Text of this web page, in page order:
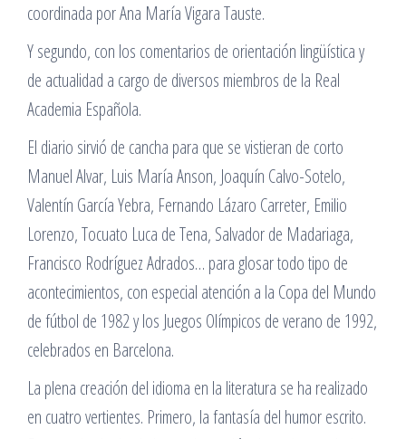
coordinada por Ana María Vigara Tauste.
Y segundo, con los comentarios de orientación lingüística y
de actualidad a cargo de diversos miembros de la Real
Academia Española.
El diario sirvió de cancha para que se vistieran de corto
Manuel Alvar, Luis María Anson, Joaquín Calvo-Sotelo,
Valentín García Yebra, Fernando Lázaro Carreter, Emilio
Lorenzo, Tocuato Luca de Tena, Salvador de Madariaga,
Francisco Rodríguez Adrados… para glosar todo tipo de
acontecimientos, con especial atención a la Copa del Mundo
de fútbol de 1982 y los Juegos Olímpicos de verano de 1992,
celebrados en Barcelona.
La plena creación del idioma en la literatura se ha realizado
en cuatro vertientes. Primero, la fantasía del humor escrito.